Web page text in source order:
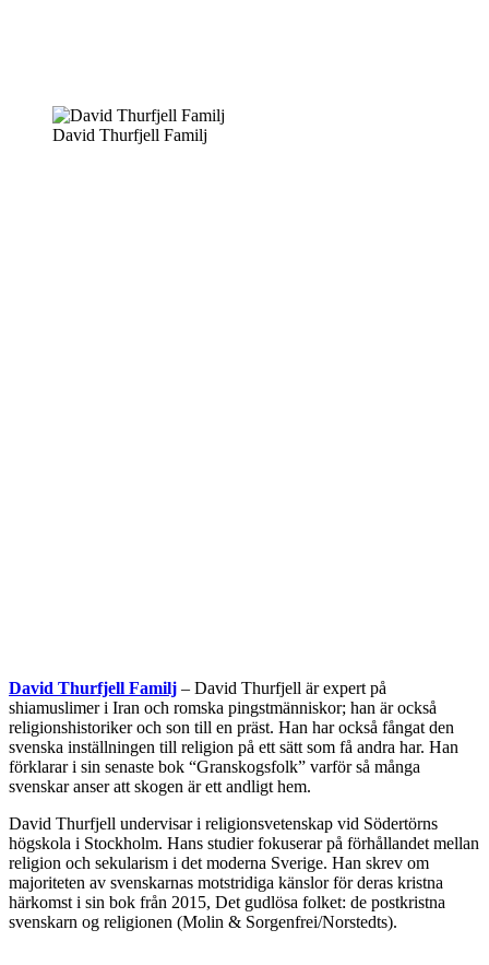
David Thurfjell Familj
David Thurfjell Familj – David Thurfjell är expert på
shiamuslimer i Iran och romska pingstmänniskor; han är också
religionshistoriker och son till en präst. Han har också fångat den
svenska inställningen till religion på ett sätt som få andra har. Han
förklarar i sin senaste bok “Granskogsfolk” varför så många
svenskar anser att skogen är ett andligt hem.
David Thurfjell undervisar i religionsvetenskap vid Södertörns
högskola i Stockholm. Hans studier fokuserar på förhållandet mellan
religion och sekularism i det moderna Sverige. Han skrev om
majoriteten av svenskarnas motstridiga känslor för deras kristna
härkomst i sin bok från 2015, Det gudlösa folket: de postkristna
svenskarn og religionen (Molin & Sorgenfrei/Norstedts).